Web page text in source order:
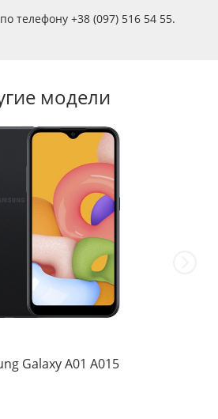
телефону +38 (097) 516 54 55.
модели
Galaxy A01 A015